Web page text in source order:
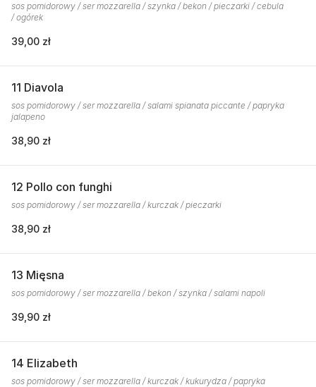
sos pomidorowy / ser mozzarella / szynka / bekon / pieczarki / cebula
/ ogórek
39,00 zł
11 Diavola
sos pomidorowy / ser mozzarella / salami spianata piccante / papryka
jalapeno
38,90 zł
12 Pollo con funghi
sos pomidorowy / ser mozzarella / kurczak / pieczarki
38,90 zł
13 Mięsna
sos pomidorowy / ser mozzarella / bekon / szynka / salami napoli
39,90 zł
14 Elizabeth
sos pomidorowy / ser mozzarella / kurczak / kukurydza / papryka